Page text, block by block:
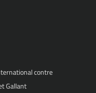
contre
Gallant